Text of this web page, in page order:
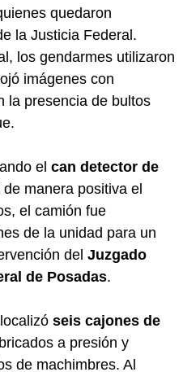
quedaron
la Justicia Federal.
los gendarmes utilizaron
imágenes con
la presencia de bultos
el can detector de
de manera positiva el
el camión fue
de la unidad para un
del Juzgado
de Posadas.
seis cajones de
a presión y
de machimbres. Al